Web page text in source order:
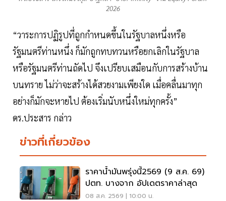
2026
“วาระการปฏิรูปที่ถูกกำหนดขึ้นในรัฐบาลหนึ่งหรือ
รัฐมนตรีท่านหนึ่ง ก็มักถูกทบทวนหรือยกเลิกในรัฐบาล
หรือรัฐมนตรีท่านถัดไป จึงเปรียบเสมือนกับการสร้างบ้าน
บนทราย ไม่ว่าจะสร้างได้สวยงามเพียงใด เมื่อคลื่นมาทุก
อย่างก็มักจะหายไป ต้องเริ่มนับหนึ่งใหม่ทุกครั้ง”
ดร.ประสาร กล่าว
ข่าวที่เกี่ยวข้อง
ราคาน้ำมันพรุ่งนี้2569 (9 ส.ค. 69)
ปตท. บางจาก อัปเดตราคาล่าสุด
08 ส.ค. 2569 | 10:00 น.